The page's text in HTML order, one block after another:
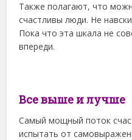
Также полагают, что
счастливы люди. Не
Пока что эта шкала не
впереди.
Все выше и лучше
Самый мощный поток
испытать от